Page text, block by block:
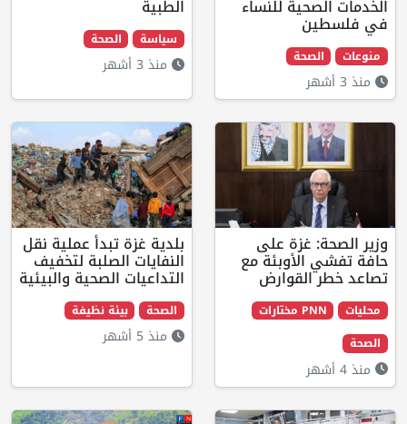
للنساء الطبية
الصحة
غزة على
مع
بلدية غزة تبدأ عملية نقل
النفايات الصلبة لتخفيف
التداعيات الصحية والبيئية
الصحة بيئة نظيفة